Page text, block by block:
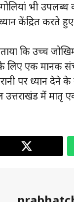
भी उपलब्ध
ध्यान केंद्रित करते
कि उच्च
एक मानक
पर ध्यान देने
में मातृ